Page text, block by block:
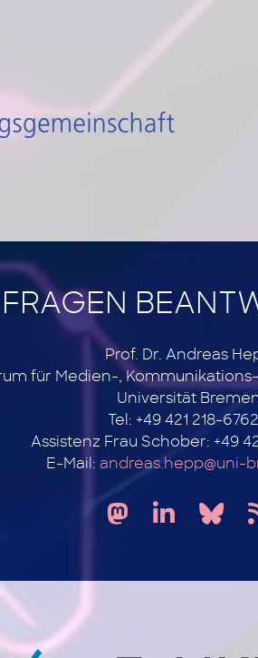
FRAGEN
Prof. Dr. Andreas
für Medien-,
Universität
Tel: +49 421 218-
Assistenz Frau Schober: +49
E-Mail: andreas.hepp@uni-